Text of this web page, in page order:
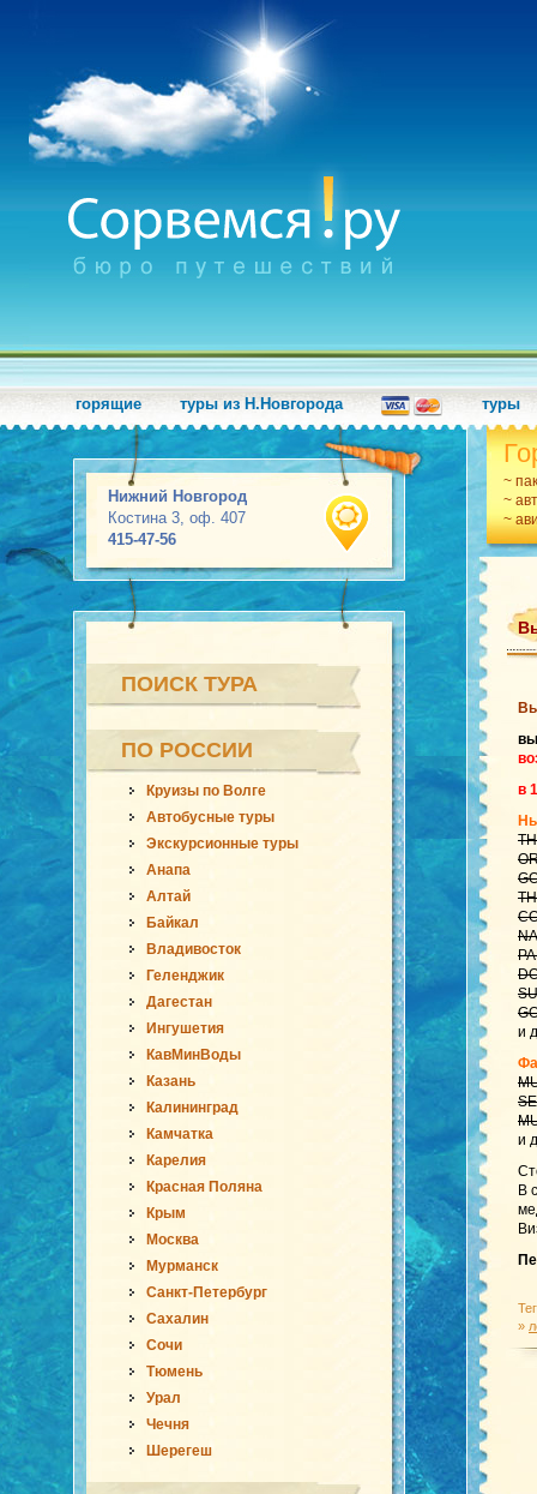
горящие туры из Н.Новгорода туры
Нижний Новгород
Костина 3, оф. 407
415-47-56
~
~
~
ПОИСК ТУРА
ПО РОССИИ
Круизы по Волге
Автобусные туры
Экскурсионные туры
Анапа
Алтай
Байкал
Владивосток
Геленджик
Дагестан
Ингушетия
КавМинВоды
Казань
Калининград
Камчатка
Карелия
Красная Поляна
Крым
Москва
Мурманск
Санкт-Петербург
Сахалин
Сочи
Тюмень
Урал
Чечня
Шерегеш
в
и
и
В
»